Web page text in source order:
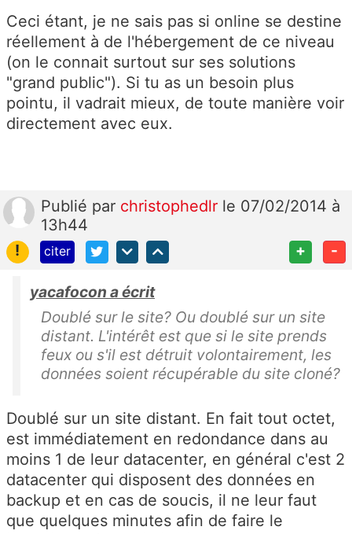
Ceci étant, je ne sais pas si online se destine
réellement à de l'hébergement de ce niveau
(on le connait surtout sur ses solutions
"grand public"). Si tu as un besoin plus
pointu, il vadrait mieux, de toute manière voir
directement avec eux.
Publié par christophedlr le 07/02/2014 à
13h44
!
citer + -
yacafocon a écrit
Doublé sur le site? Ou doublé sur un site
distant. L'intérêt est que si le site prends
feux ou s'il est détruit volontairement, les
données soient récupérable du site cloné?
Doublé sur un site distant. En fait tout octet,
est immédiatement en redondance dans au
moins 1 de leur datacenter, en général c'est 2
datacenter qui disposent des données en
backup et en cas de soucis, il ne leur faut
que quelques minutes afin de faire le